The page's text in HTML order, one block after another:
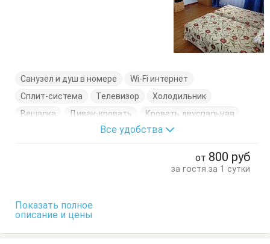
Санузел и душ в номере
Wi-Fi интернет
Сплит-система
Телевизор
Холодильник
Вешалка
Диван-кровать
Кровать двуспальная
Тумбочки Шкаф
Все удобства
от 800 руб
за гостя за 1 сутки
Показать полное
описание и цены